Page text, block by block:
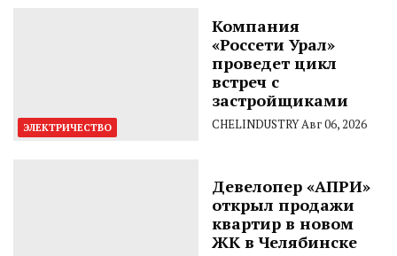
ЭЛЕКТРИЧЕСТВО
Компания
«Россети Урал»
проведет цикл
встреч с
застройщиками
CHELINDUSTRYАвг 06, 2026
Девелопер «АПРИ»
открыл продажи
квартир в новом
ЖК в Челябинске